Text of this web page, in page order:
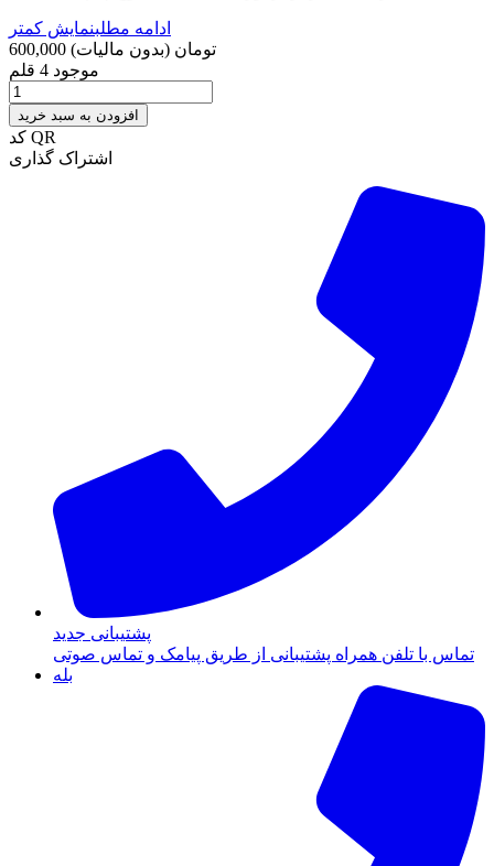
ادامه مطلبنمایش کمتر
600,000 تومان (بدون مالیات)
موجود 4 قلم
افزودن به سبد خرید
کد QR
اشتراک گذاری
پشتیبانی جدید
تماس با تلفن همراه پشتیبانی از طریق پیامک و تماس صوتی
بله